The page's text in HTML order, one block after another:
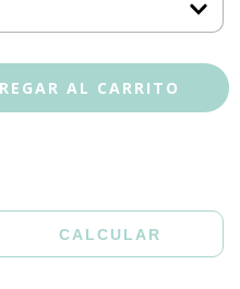
CALCULAR